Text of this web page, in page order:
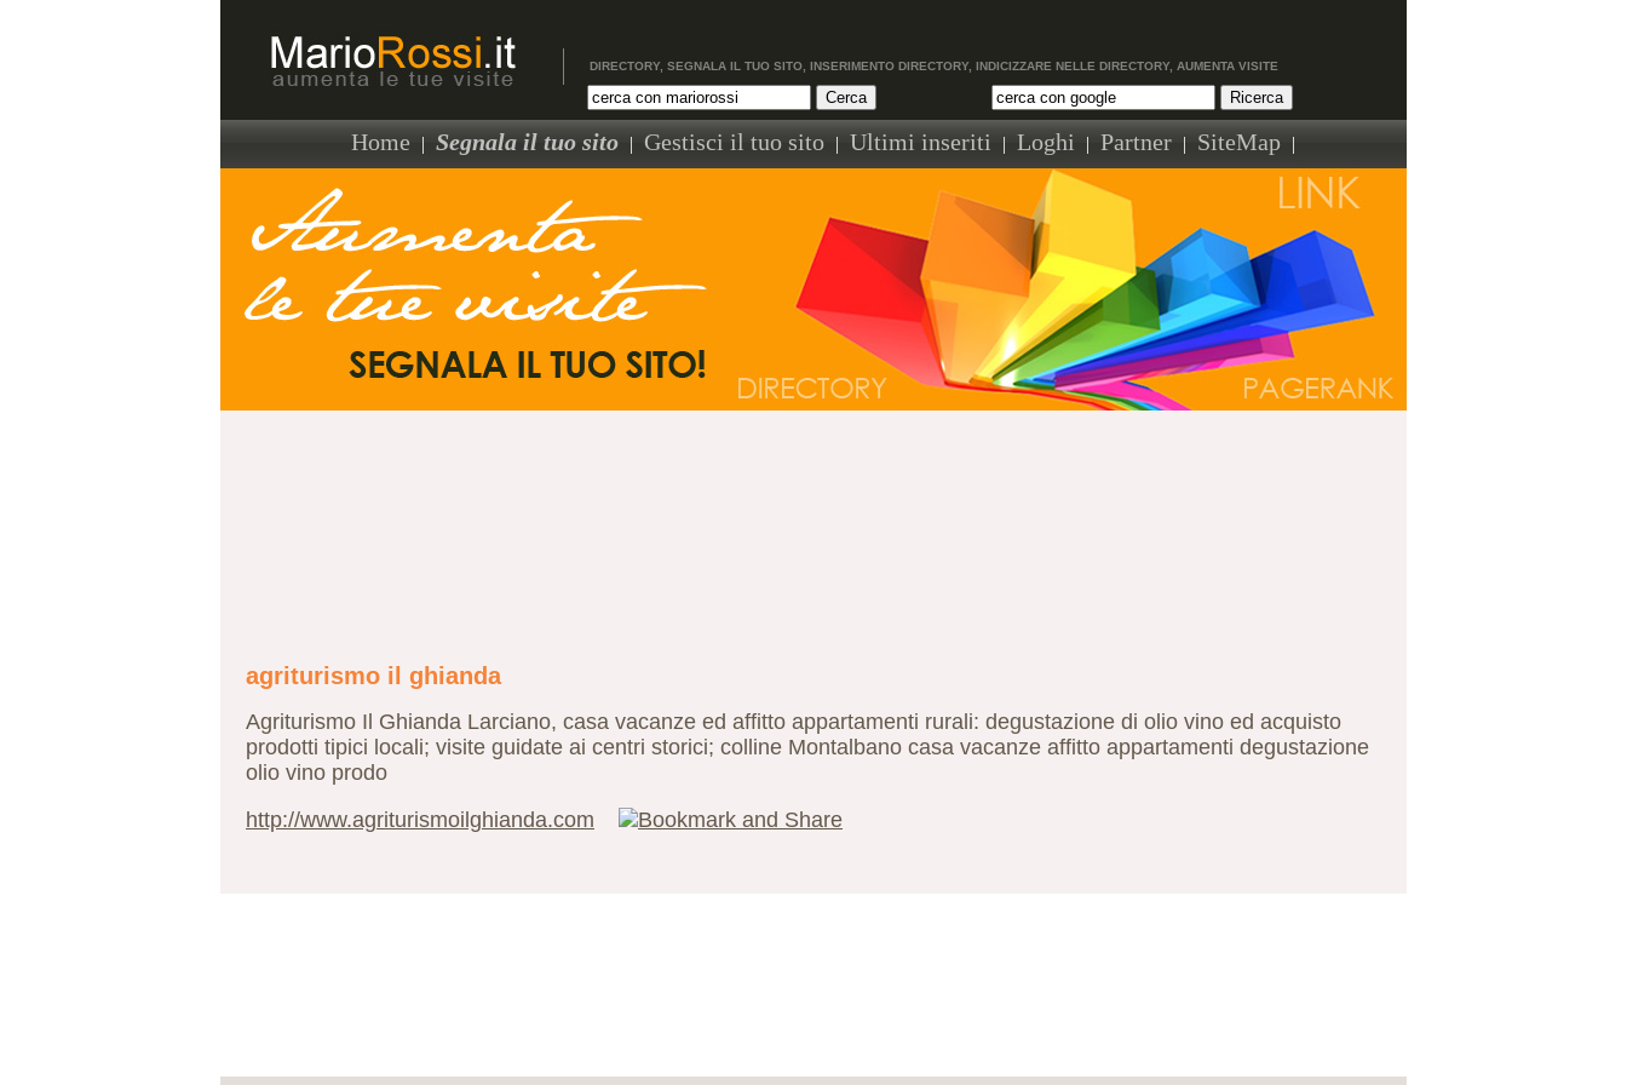
DIRECTORY, SEGNALA IL TUO SITO, INSERIMENTO DIRECTORY, INDICIZZARE NELLE DIRECTORY, AUMENTA VISITE
Home | Segnala il tuo sito | Gestisci il tuo sito | Ultimi inseriti | Loghi | Partner | SiteMap |
agriturismo il ghianda
Agriturismo Il Ghianda Larciano, casa vacanze ed affitto appartamenti rurali: degustazione di olio vino ed acquisto
prodotti tipici locali; visite guidate ai centri storici; colline Montalbano casa vacanze affitto appartamenti degustazione
olio vino prodo
http://www.agriturismoilghianda.com